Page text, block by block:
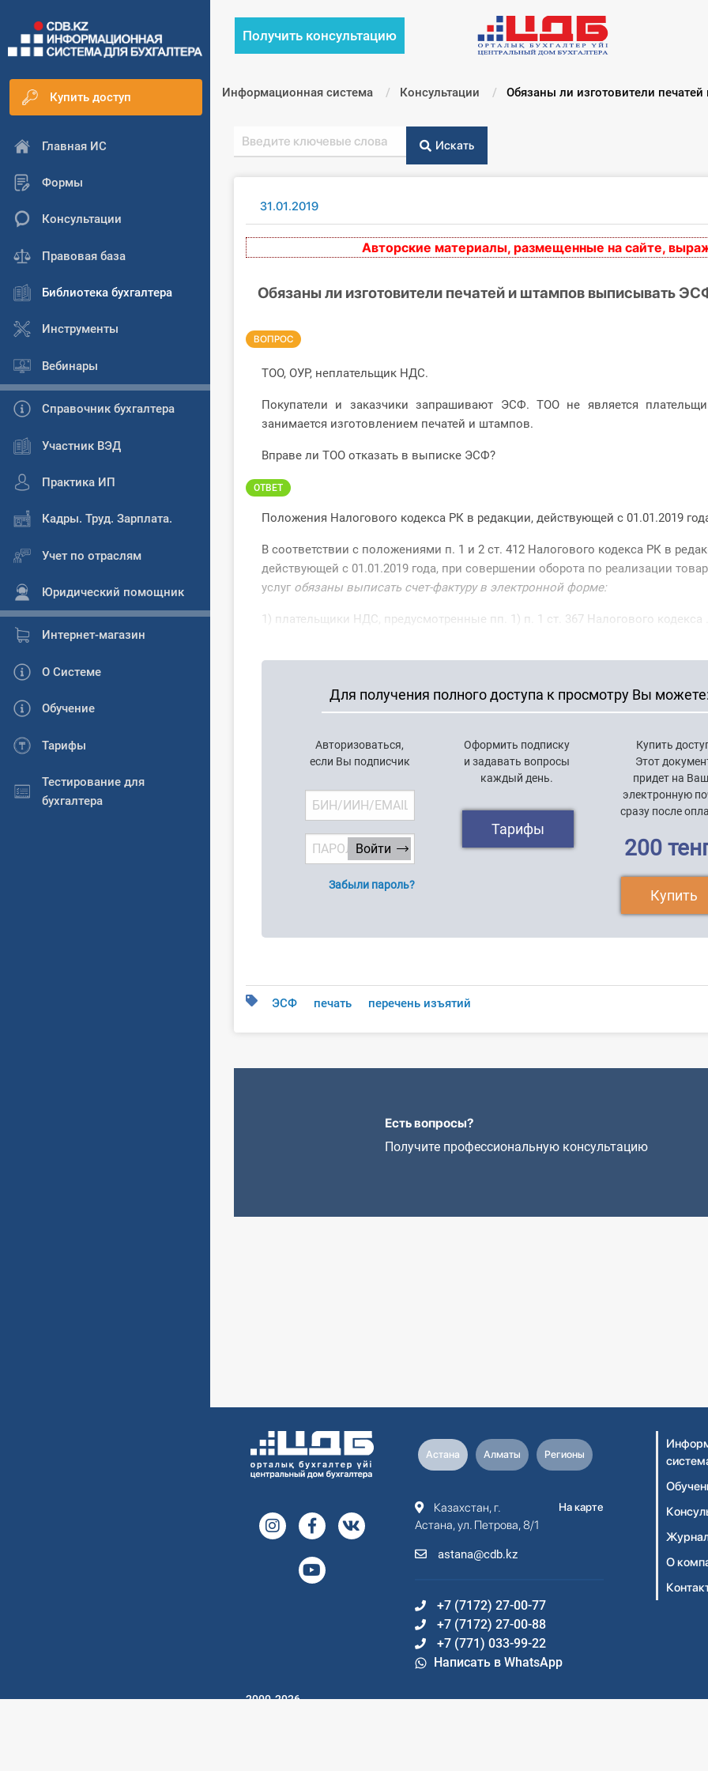
Купить доступ
Главная ИС
Формы
Консультации
Правовая база
Библиотека бухгалтера
Инструменты
Вебинары
Справочник бухгалтера
Участник ВЭД
Практика ИП
Кадры. Труд. Зарплата.
Учет по отраслям
Юридический помощник
Интернет-магазин
О Системе
Обучение
Тарифы
Тестирование для
бухгалтера
Получить консультацию
Информационная система Консультации Текущий:
Обязаны ли изготовители
Искать
31.01.2019
Авторские материалы, размещенные на сайте,
Обязаны ли изготовители печатей и штампов выписывать
ВОПРОС
ТОО, ОУР, неплательщик НДС.
Покупатели и заказчики запрашивают ЭСФ. ТОО не является
занимается изготовлением печатей и штампов.
Вправе ли ТОО отказать в выписке ЭСФ?
ОТВЕТ
Положения Налогового кодекса РК в редакции, действующей с 01.01.2019
В соответствии с положениями п. 1 и 2 ст. 412 Налогового кодекса РК в
действующей с 01.01.2019 года, при совершении оборота по реализации
услуг обязаны выписать счет-фактуру в электронной форме:
1) плательщики НДС, предусмотренные пп. 1) п. 1 ст. 367 Налогового кодекса ...
Для получения полного доступа к просмотру Вы можете:
Авторизоваться,
если Вы подписчик
Забыли пароль?
Оформить подписку
и задавать вопросы
каждый день.
Тарифы
Купить
Этот
придет на
электронную
сразу после
200
Купить
ЭСФ печать перечень изъятий
Есть вопросы?
Получите профессиональную консультацию
2000-2026
Астана Алматы Регионы
Казахстан, г.
Астана, ул. Петрова, 8/1
astana@cdb.kz
На карте
+7 (7172) 27-00-77
+7 (7172) 27-00-88
+7 (771) 033-99-22
Написать в WhatsApp
О